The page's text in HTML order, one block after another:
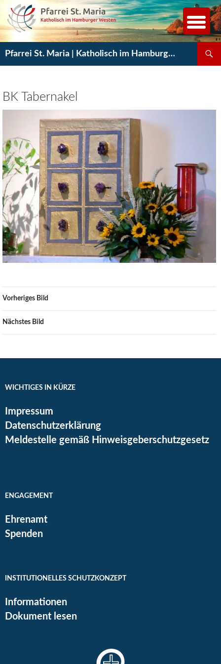
Inhalt
springen
Pfarrei St. Maria | Katholisch im Hamburger Westen
BK Tabernakel
Vorheriges Bild
Nächstes Bild
WICHTIGES IN KÜRZE
Impressum
Datenschutzerklärung
Meldestelle gemäß Hinweisgeberschutzgesetz
ENGAGEMENT
Ehrenamt
Spenden
INSTITUTIONELLES SCHUTZKONZEPT
Informationen
Dokument lesen